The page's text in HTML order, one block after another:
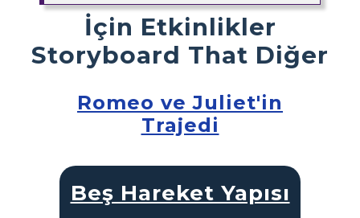
İçin Etkinlikler
Storyboard That Diğer
Romeo ve Juliet'in
Trajedi
Beş Hareket Yapısı